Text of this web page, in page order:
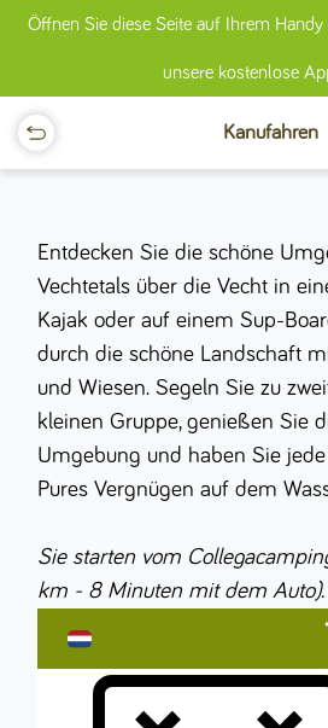
Öffnen Sie diese Seite auf Ihrem
unsere kostenlose
Kanufahren
Entdecken Sie die schöne
Vechtetals über die Vecht in
Kajak oder auf einem Sup-
durch die schöne Landschaft
und Wiesen. Segeln Sie zu
kleinen Gruppe, genießen Sie
Umgebung und haben Sie
Pures Vergnügen auf dem
Sie starten vom
km - 8 Minuten mit dem Auto).